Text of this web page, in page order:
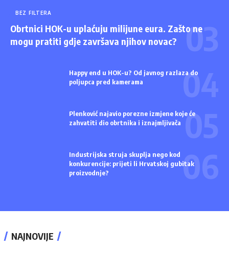
BEZ FILTERA
Obrtnici HOK-u uplaćuju milijune eura. Zašto ne
mogu pratiti gdje završava njihov novac?
Happy end u HOK-u? Od javnog razlaza do
poljupca pred kamerama
Plenković najavio porezne izmjene koje će
zahvatiti dio obrtnika i iznajmljivača
Industrijska struja skuplja nego kod
konkurencije: prijeti li Hrvatskoj gubitak
proizvodnje?
NAJNOVIJE